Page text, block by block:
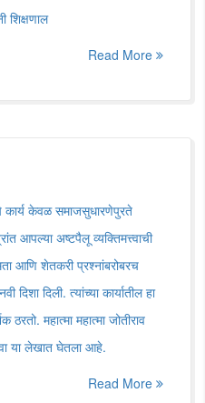
शिक्षणाल
Read More
कार्य केवळ समाजसुधारणेपुरते
आपल्या अष्टपैलू व्यक्तिमत्त्वाची
आणि शेतकरी प्रश्नांबरोबरच
दिशा दिली. त्यांच्या कार्यातील हा
महात्मा महात्मा जोतीराव
या लेखात घेतला आहे.
Read More